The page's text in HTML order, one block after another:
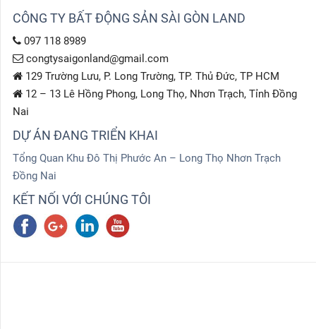
CÔNG TY BẤT ĐỘNG SẢN SÀI GÒN LAND
097 118 8989
congtysaigonland@gmail.com
129 Trường Lưu, P. Long Trường, TP. Thủ Đức, TP HCM
12 – 13 Lê Hồng Phong, Long Thọ, Nhơn Trạch, Tỉnh Đồng
Nai
DỰ ÁN ĐANG TRIỂN KHAI
Tổng Quan Khu Đô Thị Phước An – Long Thọ Nhơn Trạch
Đồng Nai
KẾT NỐI VỚI CHÚNG TÔI